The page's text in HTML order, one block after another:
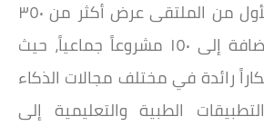
حيث شهد اليوم الأول من الملتقى عرض أكثر من ٣٥٠
مشروعًا فردياً، بالإضافة إلى ١٥٠ مشروعاً جماعياً، حيث
رائدة في مختلف مجالات الذكاء
الطبية والتعليمية إلى